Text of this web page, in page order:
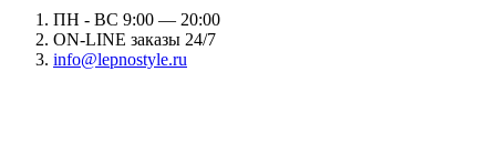
ПН - ВС 9:00 — 20:00
ON-LINE заказы 24/7
info@lepnostyle.ru